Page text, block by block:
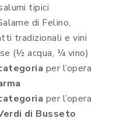
tipici
di Felino,
tradizionali e vini
(½ acqua, ¼ vino)
per l’opera
per l’opera
di Busseto